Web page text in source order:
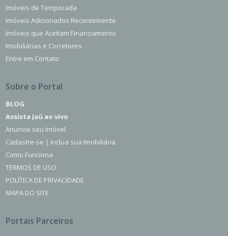
Imóveis de Temporada
Imóveis Adicionados Recentemente
Imóveis que Aceitam Financiamento
Imobiliárias e Corretores
Entre em Contato
Sobre o Portal
BLOG
Assista Jaú ao vivo
Anuncie seu Imóvel
Cadastre-se | Inclua sua Imobiliária
Como Funciona
TERMOS DE USO
POLÍTICA DE PRIVACIDADE
MAPA DO SITE
Portais Parceiros